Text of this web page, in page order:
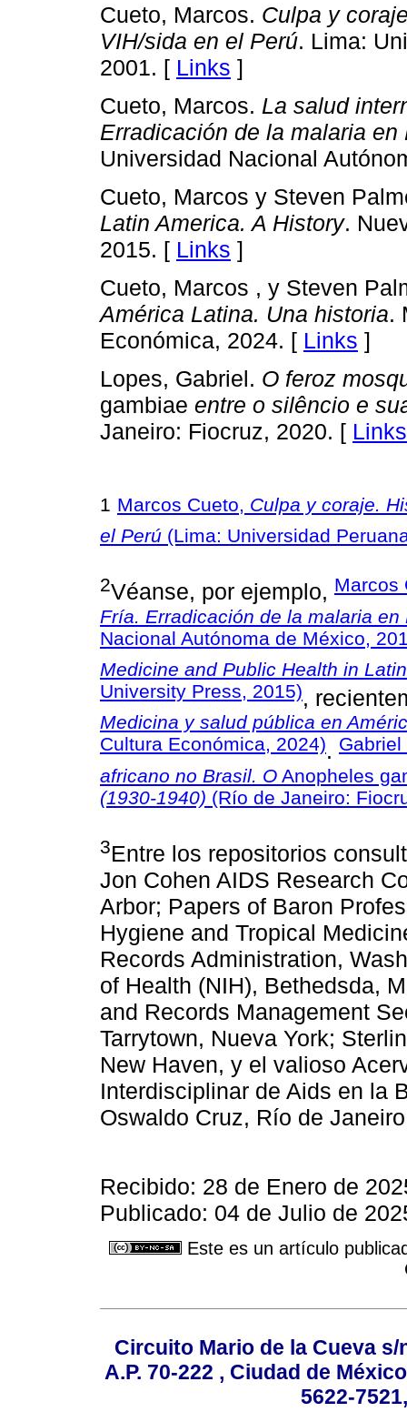
Cueto, Marcos. Culpa y
VIH/sida en el Perú. Lima:
2001. [ Links ]
Cueto, Marcos. La salud
Erradicación de la malaria
Universidad Nacional
Cueto, Marcos y Steven
Latin America. A History.
2015. [ Links ]
Cueto, Marcos , y Steven
América Latina. Una historia.
Económica, 2024. [ Links ]
Lopes, Gabriel. O feroz
gambiae entre o silêncio e
Janeiro: Fiocruz, 2020. [ Links
1 Marcos Cueto, Culpa y coraje.
el Perú (Lima: Universidad
2Véanse, por ejemplo, Marcos
Fría. Erradicación de la malaria
Nacional Autónoma de México,
Medicine and Public Health in
University Press, 2015),
Medicina y salud pública en
Cultura Económica, 2024).
africano no Brasil. O Anopheles
(1930-1940) (Río de Janeiro:
3Entre los repositorios
Jon Cohen AIDS Research
Arbor; Papers of Baron
Hygiene and Tropical
Records Administration,
of Health (NIH), Bethedsda,
and Records Management
Tarrytown, Nueva York;
New Haven, y el valioso
Interdisciplinar de Aids en la
Oswaldo Cruz, Río de
Recibido: 28 de Enero de
Publicado: 04 de Julio de
Este es un artículo
Circuito Mario de la Cueva
A.P. 70-222 , Ciudad de
5622-